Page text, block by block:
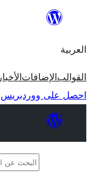
المحتوى
العربية
القوالبالإضافاتالأخبار
احصل على ووردبريس
البحث